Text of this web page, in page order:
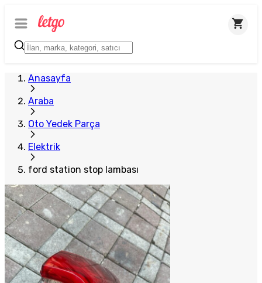
Anasayfa
Araba
Oto Yedek Parça
Elektrik
ford station stop lambası